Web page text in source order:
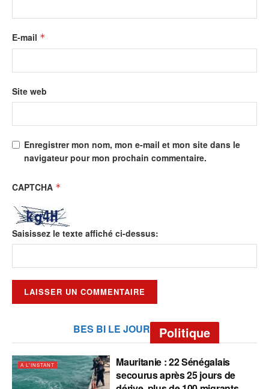
E-mail *
Site web
Enregistrer mon nom, mon e-mail et mon site dans le
navigateur pour mon prochain commentaire.
CAPTCHA *
Saisissez le texte affiché ci-dessus:
BES BI LE JOUR Politique
A L'INSTANT
Mauritanie : 22 Sénégalais
secourus après 25 jours de